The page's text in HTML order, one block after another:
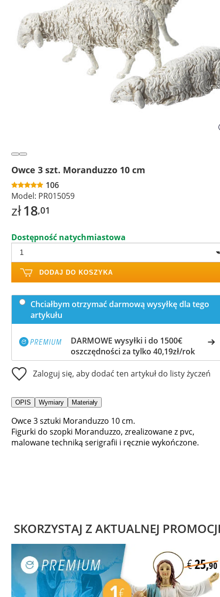
Owce 3 szt. Moranduzzo 10 cm
106
Model: PR015059
zł18,01
Dostępność natychmiastowa
DODAJ DO KOSZYKA
Chciałbym otrzymać darmową wysyłkę dla tego
artykułu
DARMOWE wysyłki i do 1500€
oszczędności za tylko 40,19zł/rok
Zaloguj się, aby dodać ten artykuł do listy życzeń
OPIS Wymiary Materiały
Owce 3 sztuki Moranduzzo 10 cm.
Figurki do szopki Moranduzzo, zrealizowane z pvc,
malowane techniką serigrafii i ręcznie wykończone.
SKORZYSTAJ Z AKTUALNEJ